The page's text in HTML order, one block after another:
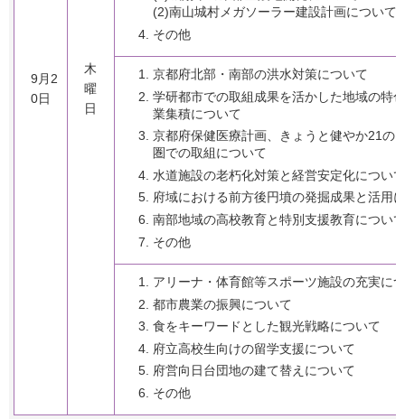
9月2
0日
木
曜
日
(2)南山城村メガソーラー建設計画について
その他
京都府北部・南部の洪水対策について
学研都市での取組成果を活かした地域の特
業集積について
京都府保健医療計画、きょうと健やか21の
圏での取組について
水道施設の老朽化対策と経営安定化について
府域における前方後円墳の発掘成果と活用
南部地域の高校教育と特別支援教育について
その他
アリーナ・体育館等スポーツ施設の充実に
都市農業の振興について
食をキーワードとした観光戦略について
府立高校生向けの留学支援について
府営向日台団地の建て替えについて
その他